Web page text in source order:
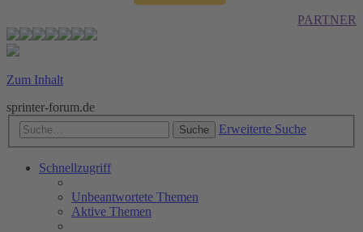
PARTNER
Zum Inhalt
sprinter-forum.de
Suche Erweiterte Suche
Schnellzugriff
Unbeantwortete Themen
Aktive Themen